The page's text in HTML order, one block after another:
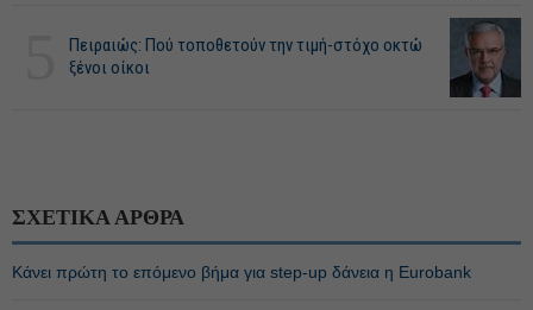
Πειραιώς: Πού τοποθετούν την τιμή-στόχο οκτώ
ξένοι οίκοι
ΣΧΕΤΙΚΑ ΑΡΘΡΑ
Κάνει πρώτη το επόμενο βήμα για step-up δάνεια η Eurobank